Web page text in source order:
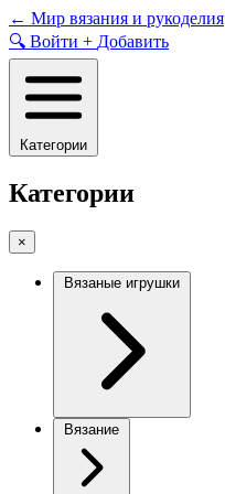
Skip
to
content
← Мир вязания и рукоделия
🔍 Войти + Добавить
Категории
Категории
×
Вязаные игрушки
Вязание